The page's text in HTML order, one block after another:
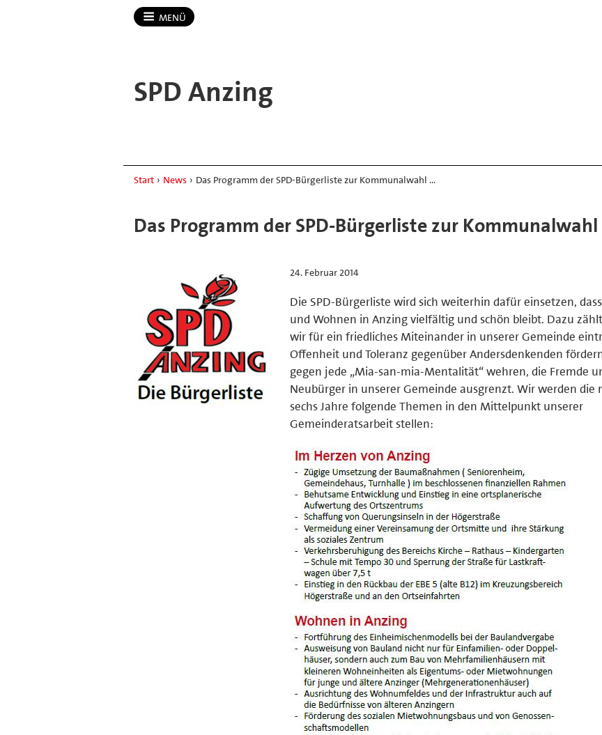
MENÜ
SPD Anzing
Start › News › Das Programm der SPD-Bürgerliste zur Kommunalwahl …
Das Programm der SPD-Bürgerliste zur Kommunalwahl
24. Februar 2014
Die SPD-Bürgerliste wird sich weiterhin dafür einsetzen,
und Wohnen in Anzing vielfältig und schön bleibt. Dazu
wir für ein friedliches Miteinander in unserer Gemeinde
Offenheit und Toleranz gegenüber Andersdenkenden
gegen jede „Mia-san-mia-Mentalität“ wehren, die Fremde
Neubürger in unserer Gemeinde ausgrenzt. Wir werden die
sechs Jahre folgende Themen in den Mittelpunkt unserer
Gemeinderatsarbeit stellen: